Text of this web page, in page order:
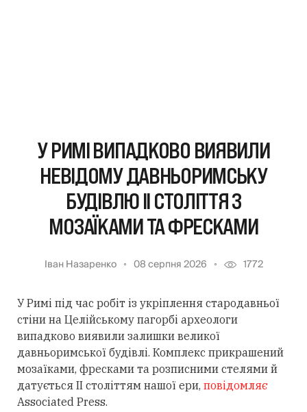
У РИМІ ВИПАДКОВО ВИЯВИЛИ
НЕВІДОМУ ДАВНЬОРИМСЬКУ
БУДІВЛЮ II СТОЛІТТЯ З
МОЗАЇКАМИ ТА ФРЕСКАМИ
Іван Назаренко 08 серпня 2026 1772
У Римі під час робіт із укріплення стародавньої
стіни на Целійському пагорбі археологи
випадково виявили залишки великої
давньоримської будівлі. Комплекс прикрашений
мозаїками, фресками та розписними стелями й
датується II століттям нашої ери, повідомляє
Associated Press.